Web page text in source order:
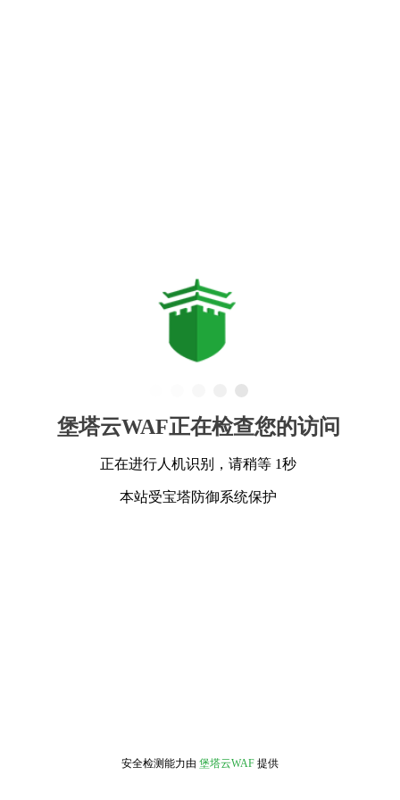
堡塔云WAF正在检查您的访问
正在进行人机识别，请稍等 1秒
本站受宝塔防御系统保护
安全检测能力由 堡塔云WAF 提供